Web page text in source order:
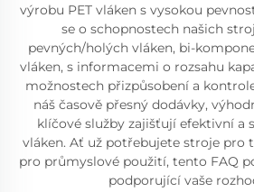
výrobu PET vláken s vysokou
se o schopnostech našich
pevných/holých vláken, bi-
vláken, s informacemi o rozsahu
možnostech přizpůsobení a
náš časově přesný dodávky,
klíčové služby zajišťují efektivní a
vláken. Ať už potřebujete stroje pro
pro průmyslové použití, tento FAQ
podporující vaše